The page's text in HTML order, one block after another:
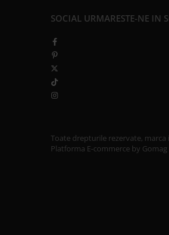
SOCIAL URMARESTE-NE IN
Toate drepturile rezervate, marca
Platforma E-commerce by Gomag